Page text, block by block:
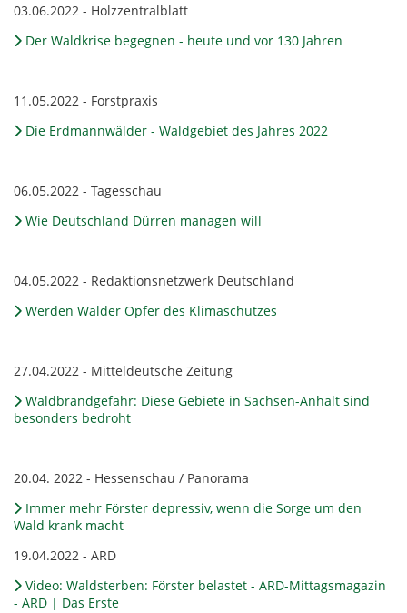
03.06.2022 - Holzzentralblatt
Der Waldkrise begegnen - heute und vor 130 Jahren
11.05.2022 - Forstpraxis
Die Erdmannwälder - Waldgebiet des Jahres 2022
06.05.2022 - Tagesschau
Wie Deutschland Dürren managen will
04.05.2022 - Redaktionsnetzwerk Deutschland
Werden Wälder Opfer des Klimaschutzes
27.04.2022 - Mitteldeutsche Zeitung
Waldbrandgefahr: Diese Gebiete in Sachsen-Anhalt sind
besonders bedroht
20.04. 2022 - Hessenschau / Panorama
Immer mehr Förster depressiv, wenn die Sorge um den
Wald krank macht
19.04.2022 - ARD
Video: Waldsterben: Förster belastet - ARD-Mittagsmagazin
- ARD | Das Erste